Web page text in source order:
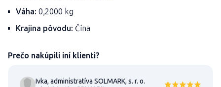
Váha: 0,2000 kg
Krajina pôvodu: Čína
Prečo nakúpili iní klienti?
Ivka, administratíva SOLMARK, s. r. o.